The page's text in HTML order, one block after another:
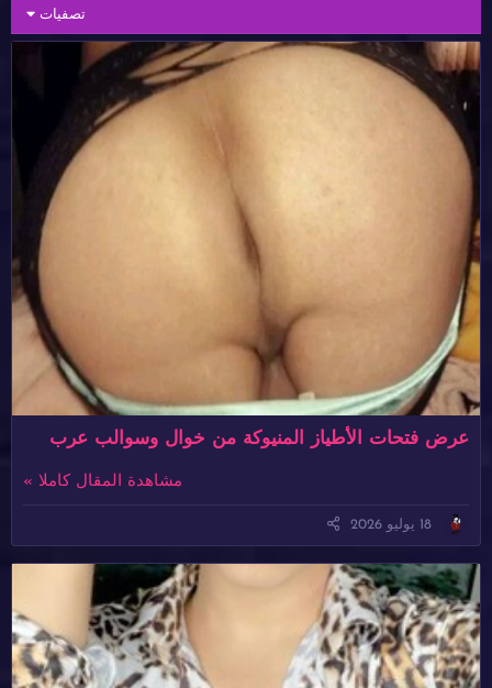
تصفيات
عرض فتحات الأطياز المنيوكة من خوال وسوالب عرب
مشاهدة المقال كاملا »
18 يوليو 2026